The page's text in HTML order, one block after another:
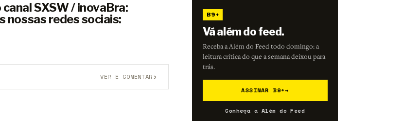
SXSW / inovaBra:
nossas redes sociais:
VER E COMENTAR›
B9+
Vá além do feed.
Receba a Além do Feed todo domingo: a
leitura crítica do que a semana deixou para
trás.
ASSINAR B9+→
Conheça a Além do Feed